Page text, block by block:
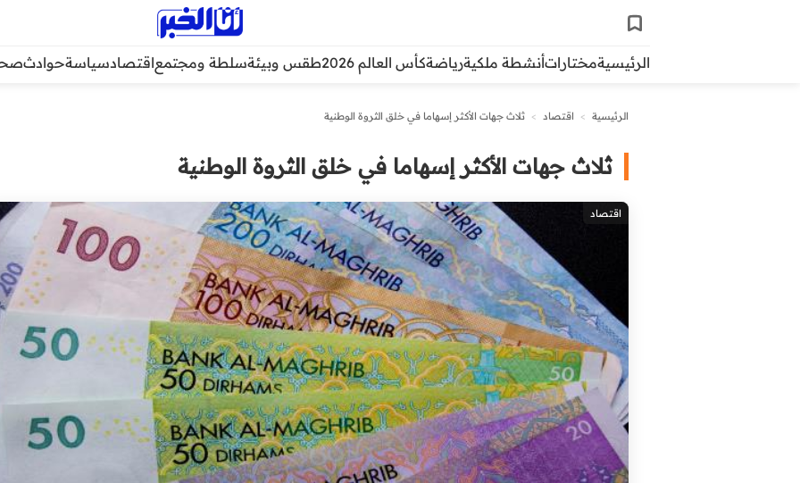
الرئيسيةمختاراتأنشطة ملكيةرياضةكأس العالم 2026 طقس وبيئةسلطة ومجتمعاقتصادسياسةحوادث
الرئيسية > اقتصاد > ثلاث جهات الأكثر إسهاما في خلق الثروة الوطنية
ثلاث جهات الأكثر إسهاما في خلق الثروة الوطنية
اقتصاد